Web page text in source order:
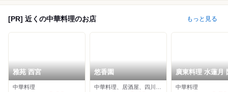
[PR] 近くの中華料理のお店 もっと見る
雅苑 西宮
中華料理
悠香園
廣東料理 水蓮月
西宮ガーデンズ店
中華料理